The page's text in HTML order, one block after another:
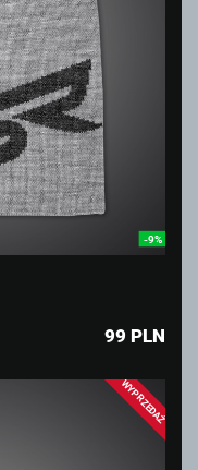
-9%
99 PLN
WYPRZEDAŻ